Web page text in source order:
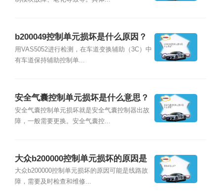
b200049控制单元损坏是什么原因？
用VAS5052进行检测，在车道变换辅助（3C）中
有车道保持辅助控制单...
安全气囊控制单元损坏是什么意思？
安全气囊控制单元损坏就是安全气囊控制器出故
障，一般需要更换。安全气囊控...
大众b200000控制单元损坏的原因是
什么？
大众b200000控制单元损坏的原因可能是线路故
障，需要及时检查和维修...